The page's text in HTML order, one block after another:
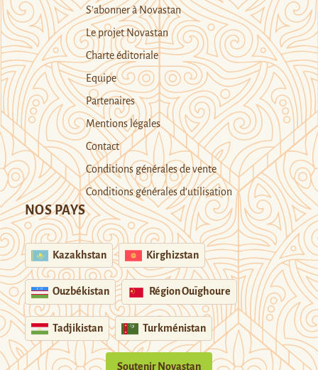
S’abonner à Novastan
Le projet Novastan
Charte éditoriale
Equipe
Partenaires
Mentions légales
Contact
Conditions générales de vente
Conditions générales d’utilisation
NOS PAYS
Kazakhstan Kirghizstan
Ouzbékistan Région Ouïghoure
Tadjikistan Turkménistan
Soutenir Novastan